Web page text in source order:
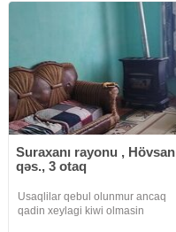
Suraxanı rayonu , Hövsan
qəs., 3 otaq
Usaqlilar qebul olunmur ancaq
qadin xeylagi kiwi olmasin